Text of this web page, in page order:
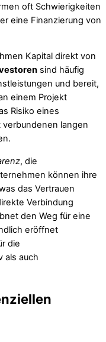
oft Schwierigkeiten
eine Finanzierung von
Kapital direkt von
sind häufig
und bereit,
einem Projekt
Risiko eines
verbundenen langen
, die
können ihre
das Vertrauen
Verbindung
den Weg für eine
eröffnet
die
als auch